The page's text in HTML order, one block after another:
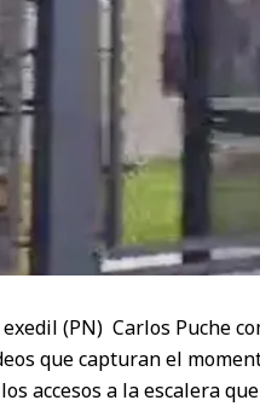
exedil (PN) Carlos Puche
que capturan el
accesos a la escalera